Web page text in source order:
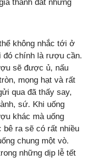
thành đắt nhưng
không nhắc tới ở
đó chính là rượu cần.
sẽ được ủ, nấu
mọng hạt và rất
qua đã thấy say,
sứ. Khi uống
khác mà uống
bê ra sẽ có rất nhiều
chung một vò.
những dịp lễ tết